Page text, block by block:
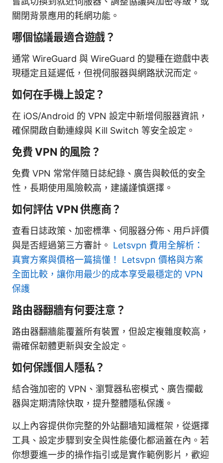
關閉背景應用的耗網功能。
哪個協議最適合遊戲？
通常 WireGuard 與 WireGuard 的變種在遊戲中表
現穩定且延遲低，但視伺服器與網路狀況而定。
如何在手機上設定？
在 iOS/Android 的 VPN 設定中新增伺服器資訊，
確保開啟自動連線與 Kill Switch 等安全設定。
免費 VPN 的風險？
免費 VPN 常常伴隨日誌紀錄、廣告與較低的安全
性，長期使用風險較高，建議謹慎選擇。
如何評估 VPN 供應商？
查看日誌政策、加密標準、伺服器分佈、用戶評價
與是否經過第三方審計。 Letsvpn 費用全解析：
真實方案與價格一篇搞懂！ Letsvpn 價格與方案
全面比較，讓你用最少的成本享受最穩定的 VPN
保護
路由器翻牆有何要注意？
路由器翻牆能覆蓋所有裝置，但設定複雜度較高，
需確保韌體更新與安全設定。
如何保護個人隱私？
結合強加密的 VPN、瀏覽器私密模式、廣告攔截
器與定期清除快取，提升整體隱私保護。
以上內容提供你完整的外站翻墙知識框架，從選擇
工具、設定步驟到安全與性能優化都涵蓋在內。若
你想要進一步的操作指引或是實作範例影片，歡迎